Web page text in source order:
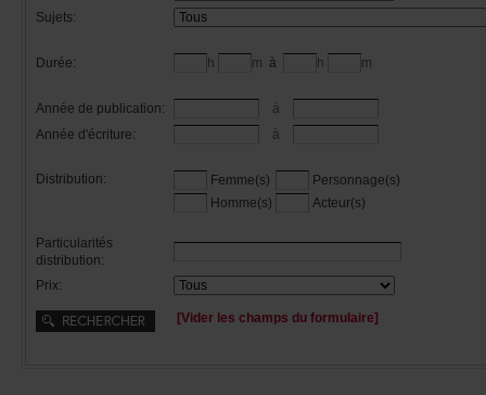
Sujets:
Durée: h m à h m
Annéedepublication:
à
Annéed'écriture:
à
Distribution: Femme(s)
Personnage(s)
Homme(s)
Acteur(s)
Particularités
distribution:
Prix:
[Viderleschampsduformulaire]